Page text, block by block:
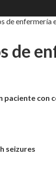
de enfermería
de
paciente con
seizures